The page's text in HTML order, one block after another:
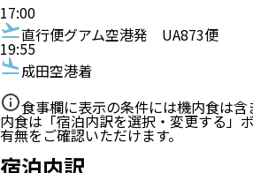
17:00
直行便グアム空港発 UA873便
19:55
成田空港着
食事欄に表示の条件には機内食は
内食は「宿泊内訳を選択・変更する」
有無をご確認いただけます。
宿泊内訳